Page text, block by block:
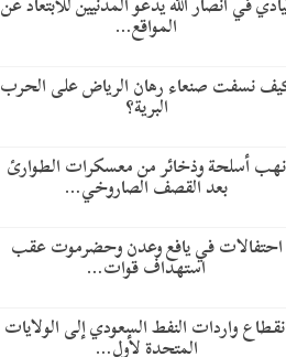
المواقع…
نسفت صنعاء رهان الرياض على الحرب
البرية؟
نهب أسلحة وذخائر من معسكرات الطوارئ
بعد القصف الصاروخي…
احتفالات في يافع وعدن وحضرموت عقب
استهداف قوات…
واردات النفط السعودي إلى الولايات
المتحدة لأول…